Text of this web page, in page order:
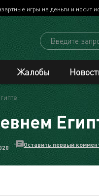
игры на деньги и носит
Жалобы
Оставить первый